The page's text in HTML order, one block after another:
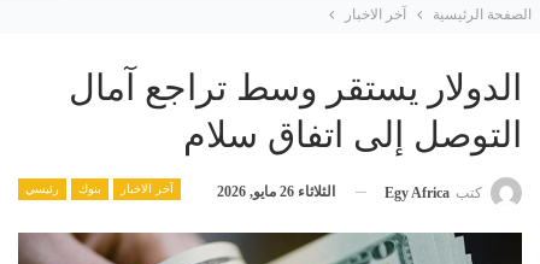
الصفحة الرئيسية آخر الاخبار
الدولار يستقر وسط تراجع آمال
التوصل إلى اتفاق سلام
آخر الاخبار بنوك رئيسي كتب Egy Africa الثلاثاء 26 مايو, 2026